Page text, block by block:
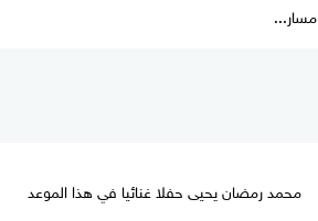
مسار...
محمد رمضان يحيى حفلا غنائيا في هذا الموعد